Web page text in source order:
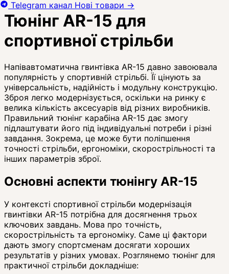
Тюнінг AR-15 для
спортивної стрільби
Напівавтоматична гвинтівка AR-15 давно завоювала
популярність у спортивній стрільбі. Її цінують за
універсальність, надійність і модульну конструкцію.
Зброя легко модернізується, оскільки на ринку є
велика кількість аксесуарів від різних виробників.
Правильний тюнінг карабіна AR-15 дає змогу
підлаштувати його під індивідуальні потреби і різні
завдання. Зокрема, це може бути поліпшення
точності стрільби, ергономіки, скорострільності та
інших параметрів зброї.
Основні аспекти тюнінгу AR-15
У контексті спортивної стрільби модернізація
гвинтівки AR-15 потрібна для досягнення трьох
ключових завдань. Мова про точність,
скорострільність та ергономіку. Саме ці фактори
дають змогу спортсменам досягати хороших
результатів у різних умовах. Розглянемо тюнінг для
практичної стрільби докладніше:
Telegram канал Нові товари →